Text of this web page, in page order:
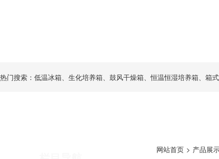
热门搜索：低温冰箱、生化培养箱、鼓风干燥箱、恒温恒湿培养箱、箱
网站首页 > 产品展